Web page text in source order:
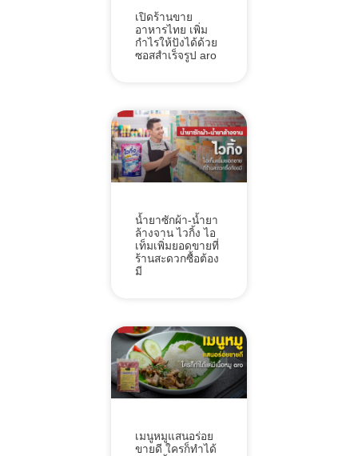
เปิดร้านขาย
อาหารไทย เพิ่ม
กำไรให้ปังได้ด้วย
ซอสสำเร็จรูป aro
น้ำยาซักผ้า-น้ำยา
ล้างจาน ไวกิ้ง ไอ
เท็มเพิ่มยอดขายที่
ร้านสะดวกซื้อต้อง
มี
เมนูหมูแสนอร่อย
ขายดี ใครก็ทำได้